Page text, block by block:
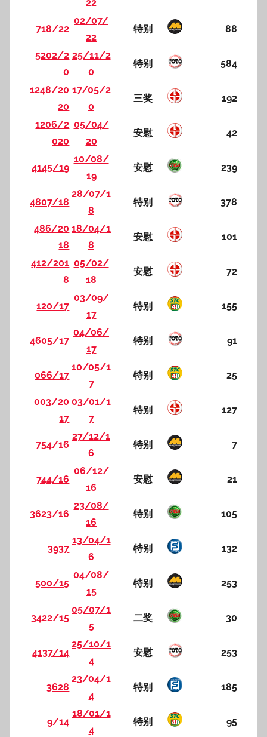
22
718/22
02/07/
22
特别 88
5202/2
0
25/11/2
0
特别 584
1248/20
20
17/05/2
0
三奖 192
1206/2
020
05/04/
20
安慰 42
4145/19
10/08/
19
安慰 239
4807/18
28/07/1
8
特别 378
486/20
18
18/04/1
8
安慰 101
412/201
8
05/02/
18
安慰 72
120/17
03/09/
17
特别 155
4605/17
04/06/
17
特别 91
066/17
10/05/1
7
特别 25
003/20
17
03/01/1
7
特别 127
754/16
27/12/1
6
特别 7
744/16
06/12/
16
安慰 21
3623/16
23/08/
16
特别 105
3937
13/04/1
6
特别 132
500/15
04/08/
15
特别 253
3422/15
05/07/1
5
二奖 30
4137/14
25/10/1
4
安慰 253
3628
23/04/1
4
特别 185
9/14
18/01/1
4
特别 95